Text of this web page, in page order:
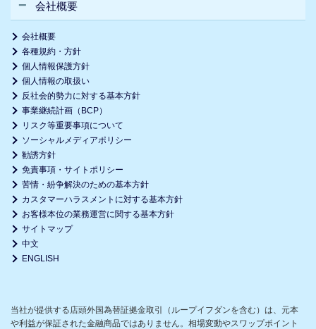
会社概要
会社概要
各種規約・方針
個人情報保護方針
個人情報の取扱い
反社会的勢力に対する基本方針
事業継続計画（BCP）
リスク等重要事項について
ソーシャルメディアポリシー
勧誘方針
免責事項・サイトポリシー
苦情・紛争解決のための基本方針
カスタマーハラスメントに対する基本方針
お客様本位の業務運営に関する基本方針
サイトマップ
中文
ENGLISH
当社が提供する店頭外国為替証拠金取引（ループイフダンを含む）は、元本
や利益が保証された金融商品ではありません。相場変動やスワップポイント